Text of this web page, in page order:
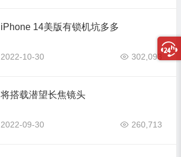
iPhone 14美版有锁机坑多多
2022-10-30 302,093
将搭载潜望长焦镜头
2022-09-30 260,713